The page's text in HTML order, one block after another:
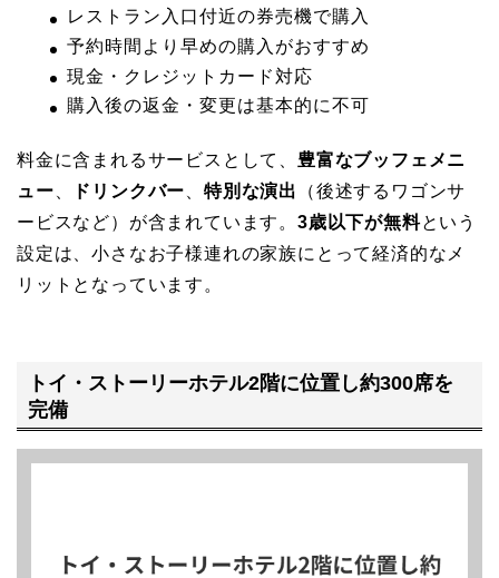
レストラン入口付近の券売機で購入
予約時間より早めの購入がおすすめ
現金・クレジットカード対応
購入後の返金・変更は基本的に不可
料金に含まれるサービスとして、 豊富なブッフェメニ
ュー
ドリンクバー 、特別な演出
（後述するワゴンサ
ービスなど）が含まれています。 3歳以下が無料という
設定は、小さなお子様連れの家族にとって経済的なメ
リットとなっています。
トイ・ストーリーホテル2階に位置し約300席を
完備